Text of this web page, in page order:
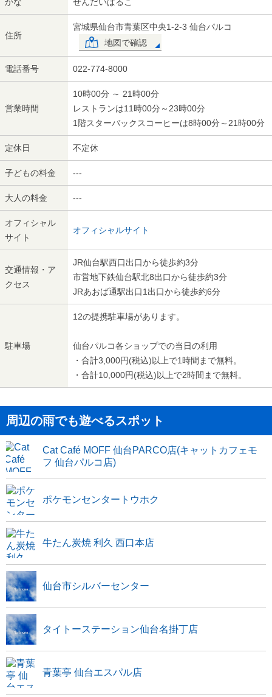
住所
宮城県仙台市青葉区中央1-2-3 仙台パルコ
地図で確認
電話番号 022-774-8000
営業時間
10時00分 ～ 21時00分
レストランは11時00分～23時00分
1階スターバックスコーヒーは8時00分～21時00分
定休日 不定休
子どもの料金 ---
大人の料金 ---
オフィシャル
サイト
オフィシャルサイト
交通情報・ア
クセス
JR仙台駅西口出口から徒歩約3分
市営地下鉄仙台駅北8出口から徒歩約3分
JRあおば通駅出口1出口から徒歩約6分
駐車場
12の提携駐車場があります。
仙台パルコ各ショップでの当日の利用
・合計3,000円(税込)以上で1時間まで無料。
・合計10,000円(税込)以上で2時間まで無料。
周辺の雨でも遊べるスポット
Cat Café MOFF 仙台PARCO店(キャットカフェモ
フ 仙台パルコ店)
ポケモンセンタートウホク
牛たん炭焼 利久 西口本店
仙台市シルバーセンター
タイトーステーション仙台名掛丁店
青葉亭 仙台エスパル店